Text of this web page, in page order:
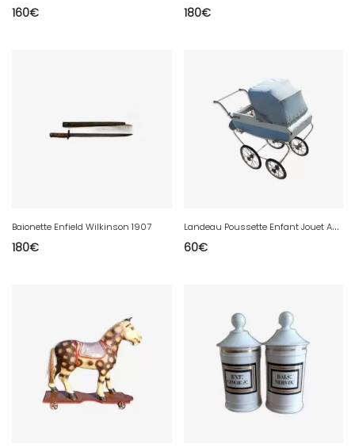
160€
180€
Baionette Enfield Wilkinson 1907
180€
L
andeau Poussette Enfant Jouet Ancien avec Poupon
60€